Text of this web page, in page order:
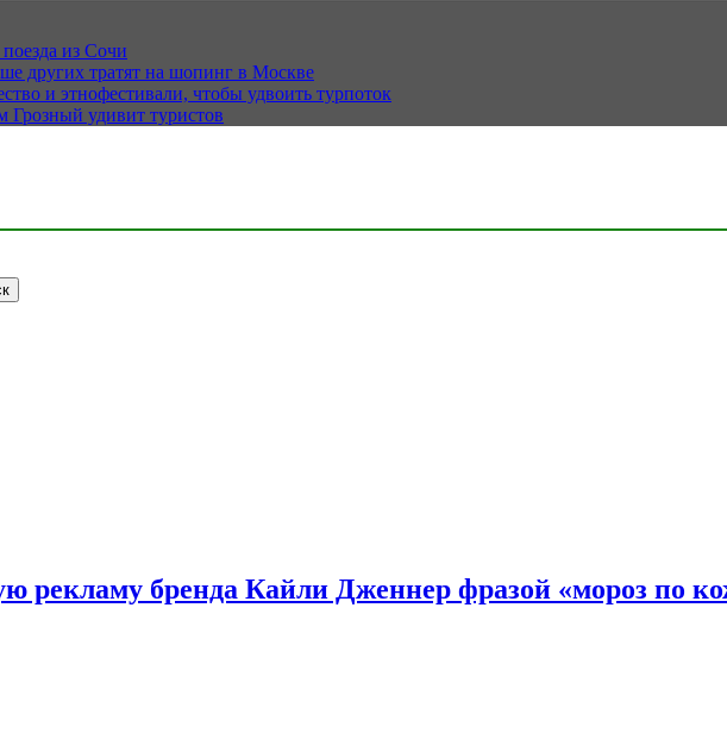
из Сочи
других тратят на шопинг в Москве
и этнофестивали, чтобы удвоить турпоток
Грозный удивит туристов
рекламу бренда Кайли Дженнер фразой «мороз по